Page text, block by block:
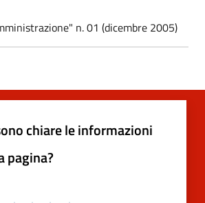
n. 01 (dicembre 2005)
chiare le informazioni
pagina?